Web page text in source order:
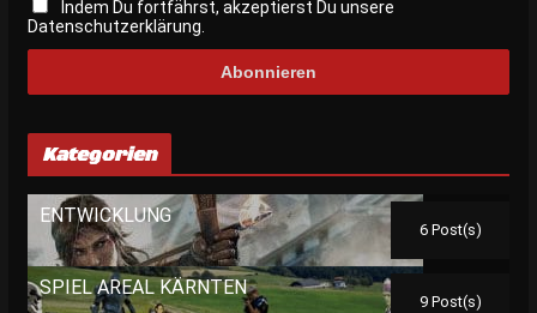
Indem Du fortfährst, akzeptierst Du unsere
Datenschutzerklärung.
Kategorien
ENTWICKLUNG
6 Post(s)
SPIEL AREAL KÄRNTEN
9 Post(s)